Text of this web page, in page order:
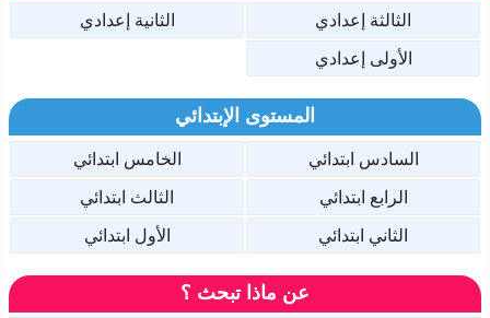
الثالثة إعدادي
الثانية إعدادي
الأولى إعدادي
المستوى الإبتدائي
السادس ابتدائي
الخامس ابتدائي
الرابع ابتدائي
الثالث ابتدائي
الثاني ابتدائي
الأول ابتدائي
عن ماذا تبحث ؟